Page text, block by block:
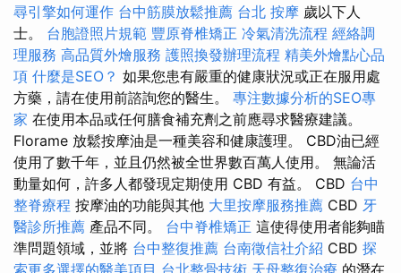
尋引擎如何運作 台中筋膜放鬆推薦 台北 按摩 歲以下人
士。 台胞證照片規範 豐原脊椎矯正 冷氣清洗流程 經絡調
理服務 高品質外燴服務 護照換發辦理流程 精美外燴點心品
項 什麼是SEO？ 如果您患有嚴重的健康狀況或正在服用處
方藥，請在使用前諮詢您的醫生。 專注數據分析的SEO專
家 在使用本品或任何膳食補充劑之前應尋求醫療建議。
Florame 放鬆按摩油是一種美容和健康護理。 CBD油已經
使用了數千年，並且仍然被全世界數百萬人使用。 無論活
動量如何，許多人都發現定期使用 CBD 有益。 CBD 台中
整脊療程 按摩油的功能與其他 大里按摩服務推薦 CBD 牙
醫診所推薦 產品不同。 台中脊椎矯正 這使得使用者能夠瞄
準問題領域，並將 台中整復推薦 台南徵信社介紹 CBD 探
索更多選擇的醫美項目 台北整骨技術 天母整復治療 的潛在